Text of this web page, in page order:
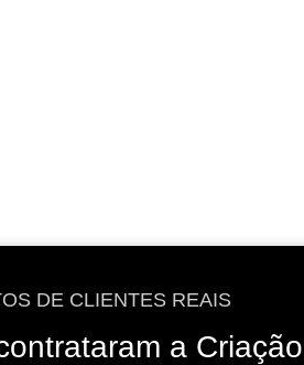
DE CLIENTES REAIS
a Criação